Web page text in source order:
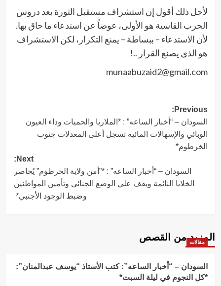
لأجل ذلك أقول إن استشراف مستقبل الثورة بعد دروس
الحرب القاسية هو الأولى، عوضاً عن استدعاء ما حاق بها.
لأن الاستدعاء – ببساطة – يمنع التكرار، لكن الاستشراف
هو الذي يصنع القرار ..!
munaabuzaid2@gmail.com
Post
navigation
Previous:
السودان – “أخبار الساعه” : *الملاريا والحميات وداء العيون
الوبائي والإسهالات المائيه تسجل أعلى المعدلات جنوب
الخرطوم*
Next:
السودان – “أخبار الساعه” : *”أمن ولاية الخرطوم” يُحاصر
الخلايا النائمة ويقف علي الوضع الجنائي وتأمين المواطنين
وضبط الوجود الأجنبي*
المزيد من القصص
مقالات
السودان – “أخبار الساعه”: كتب الأستاذ “يوسف عبدالمنان”:
*كل النجوم في ليلة السبت*